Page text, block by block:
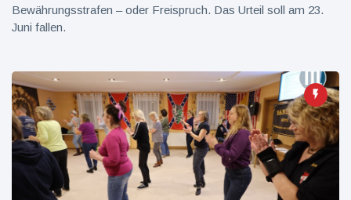
Bewährungsstrafen – oder Freispruch. Das Urteil soll am 23.
Juni fallen.